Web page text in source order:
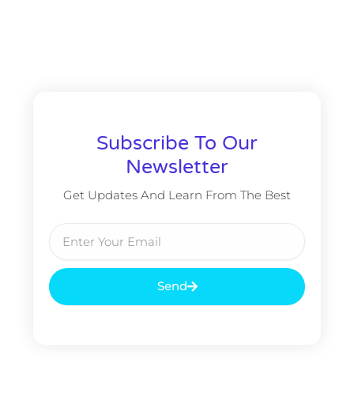
Subscribe To Our
Newsletter
Get Updates And Learn From The Best
Send